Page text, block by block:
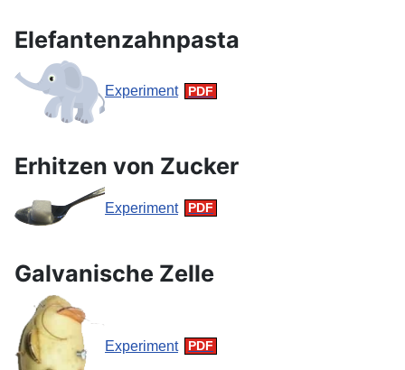
Elefantenzahnpasta
Experiment
Erhitzen von Zucker
Experiment
Galvanische Zelle
Experiment